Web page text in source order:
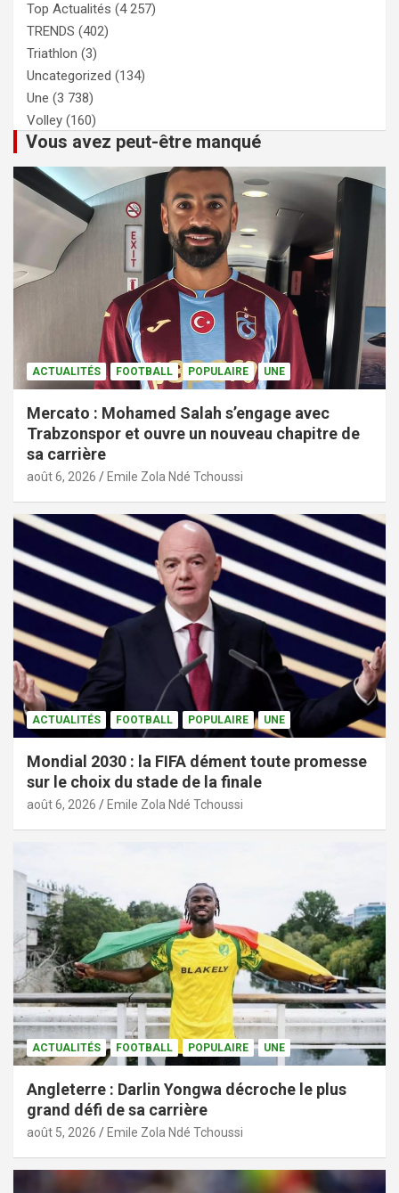
Top Actualités (4 257)
TRENDS (402)
Triathlon (3)
Uncategorized (134)
Une (3 738)
Volley (160)
Vous avez peut-être manqué
ACTUALITÉS FOOTBALL POPULAIRE UNE
Mercato : Mohamed Salah s’engage avec
Trabzonspor et ouvre un nouveau chapitre de
sa carrière
août 6, 2026 Emile Zola Ndé Tchoussi
ACTUALITÉS FOOTBALL POPULAIRE UNE
Mondial 2030 : la FIFA dément toute promesse
sur le choix du stade de la finale
août 6, 2026 Emile Zola Ndé Tchoussi
ACTUALITÉS FOOTBALL POPULAIRE UNE
Angleterre : Darlin Yongwa décroche le plus
grand défi de sa carrière
août 5, 2026 Emile Zola Ndé Tchoussi